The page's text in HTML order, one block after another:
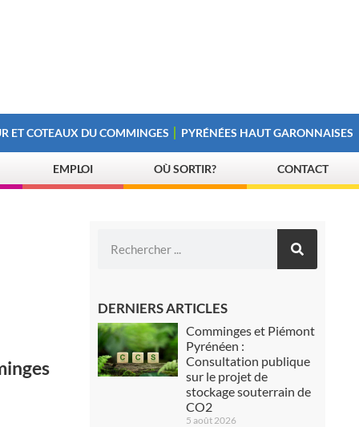
ET COTEAUX DU COMMINGES PYRÉNÉES HAUT GARONNAISES
EMPLOI OÙ SORTIR? CONTACT
DERNIERS ARTICLES
Comminges et Piémont
Pyrénéen :
Consultation publique
sur le projet de
stockage souterrain de
CO2
5 août 2026